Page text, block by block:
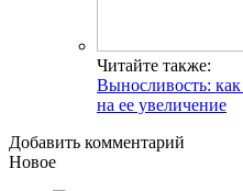
Читайте также:
Выносливость:
на ее увеличение
Добавить комментарий
Новое